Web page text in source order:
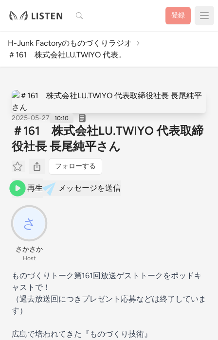
検索 登録
H-Junk Factoryのものづくりラジオ
＃161 株式会社LU.TWIYO 代表..
2025-05-27 10:10
＃161 株式会社LU.TWIYO 代表取締
役社長 長尾純平さん
フォローする
再生 メッセージを送信
さかさか
Host
ものづくりトーク第161回放送ゲストトークをポッドキ
ャストで！
（過去放送回につきプレゼント応募などは終了していま
す）
広島で培われてきた『ものづくり技術』